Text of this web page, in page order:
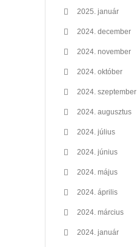
2025. január
2024. december
2024. november
2024. október
2024. szeptember
2024. augusztus
2024. július
2024. június
2024. május
2024. április
2024. március
2024. január